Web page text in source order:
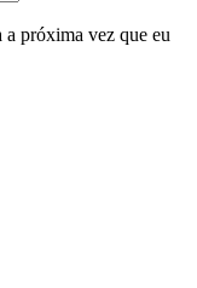
a próxima vez que eu